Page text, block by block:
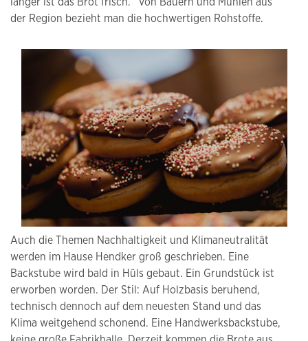
der Region bezieht man die hochwertigen Rohstoffe.
Auch die Themen Nachhaltigkeit und Klimaneutralität
werden im Hause Hendker groß geschrieben. Eine
Backstube wird bald in Hüls gebaut. Ein Grundstück ist
erworben worden. Der Stil: Auf Holzbasis beruhend,
technisch dennoch auf dem neuesten Stand und das
Klima weitgehend schonend. Eine Handwerksbackstube,